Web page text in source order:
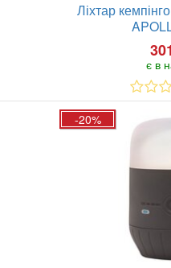
Ліхтар
є в
-20%